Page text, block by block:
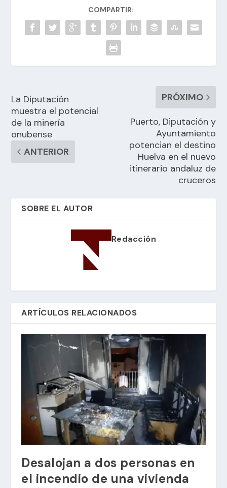
COMPARTIR:
La Diputación
muestra el potencial
de la minería
onubense
ANTERIOR
PRÓXIMO
Puerto, Diputación y
Ayuntamiento
potencian el destino
Huelva en el nuevo
itinerario andaluz de
cruceros
SOBRE EL AUTOR
Redacción
ARTÍCULOS RELACIONADOS
Desalojan a dos personas en
el incendio de una vivienda